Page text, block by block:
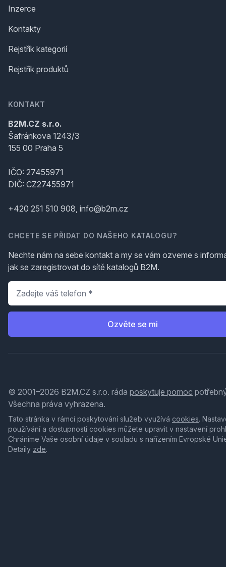
Inzerce
Kontakty
Rejstřík kategorií
Rejstřík produktů
KONTAKT
B2M.CZ s.r.o.
Šafránkova 1243/3
155 00 Praha 5
IČO: 27455971
DIČ: CZ27455971
+420 251 510 908, info@b2m.cz
CHCETE SE PŘIDAT DO NAŠEHO KATALOGU?
Nechte nám na sebe kontakt a my se vám ozveme s
jak se zaregistrovat do sítě katalogů B2M.
Telefon
Ozvěte se mi
© 2001–2026 B2M.CZ s.r.o. ráda poskytuje pomoc
Všechna práva vyhrazena.
Tato stránka v rámci poskytování služeb využívá cookies.
používání a dostupnosti cookies můžete upravit v nastavení
Chráníme Vaše osobní údaje v souladu s nařízením Evropské
Detaily zde.